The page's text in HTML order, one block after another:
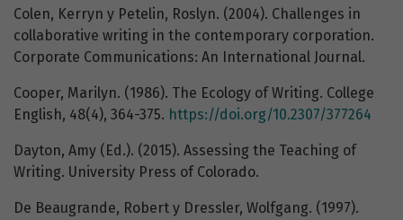
Colen, Kerryn y Petelin, Roslyn. (2004). Challenges in
collaborative writing in the contemporary corporation.
Corporate Communications: An International Journal.
Cooper, Marilyn. (1986). The Ecology of Writing. College
English, 48(4), 364-375. https://doi.org/10.2307/377264
Dayton, Amy (Ed.). (2015). Assessing the Teaching of
Writing. University Press of Colorado.
De Beaugrande, Robert y Dressler, Wolfgang. (1997).